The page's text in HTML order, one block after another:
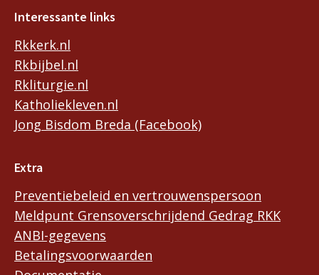
Interessante links
Rkkerk.nl
Rkbijbel.nl
Rkliturgie.nl
Katholiekleven.nl
Jong Bisdom Breda (Facebook)
Extra
Preventiebeleid en vertrouwenspersoon
Meldpunt Grensoverschrijdend Gedrag RKK
ANBI-gegevens
Betalingsvoorwaarden